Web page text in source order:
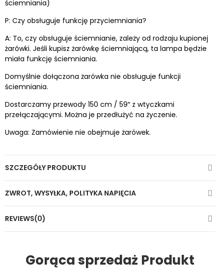
ściemniania)
P: Czy obsługuje funkcję przyciemniania?
A: To, czy obsługuje ściemnianie, zależy od rodzaju kupionej
żarówki. Jeśli kupisz żarówkę ściemniającą, ta lampa będzie
miała funkcję ściemniania.
Domyślnie dołączona żarówka nie obsługuje funkcji
ściemniania.
Dostarczamy przewody 150 cm / 59″ z wtyczkami
przełączającymi. Można je przedłużyć na życzenie.
Uwaga: Zamówienie nie obejmuje żarówek.
SZCZEGÓŁY PRODUKTU
ZWROT, WYSYŁKA, POLITYKA NAPIĘCIA
REVIEWS(0)
Gorąca sprzedaż Produkt